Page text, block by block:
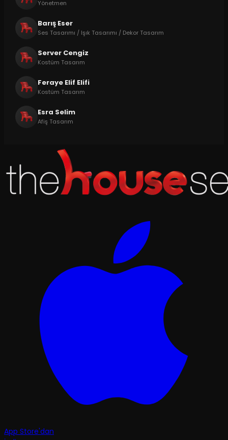
Yönetmen
Barış Eser
Ses Tasarımı / Işık Tasarımı / Dekor Tasarım
Server Cengiz
Kostüm Tasarım
Feraye Elif Elifi
Kostüm Tasarım
Esra Selim
Afiş Tasarım
App Store'dan